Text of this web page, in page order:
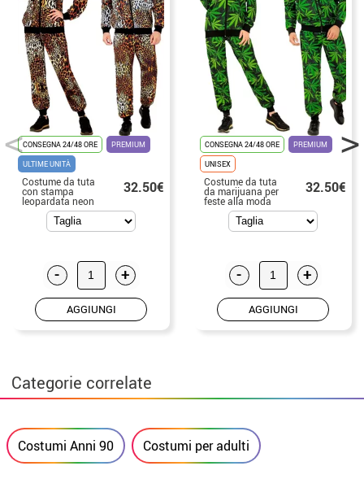
CONSEGNA 24/48 ORE
PREMIUM
ULTIME UNITÀ
Costume da tuta
con stampa
leopardata neon
per adulto
32.50€
- +
AGGIUNGI
CONSEGNA 24/48 ORE
PREMIUM
UNISEX
Costume da tuta
da marijuana per
feste alla moda
per adulti
32.50€
- +
AGGIUNGI
Categorie correlate
Costumi Anni 90 Costumi per adulti